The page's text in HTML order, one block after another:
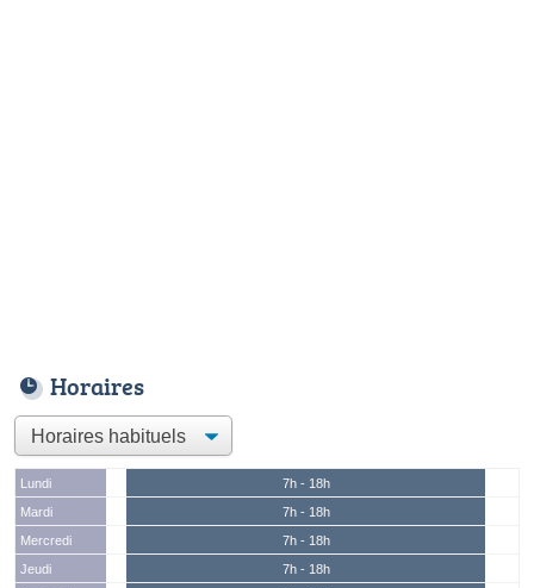
Horaires
Lundi
7h - 18h
Mardi
7h - 18h
Mercredi
7h - 18h
Jeudi
7h - 18h